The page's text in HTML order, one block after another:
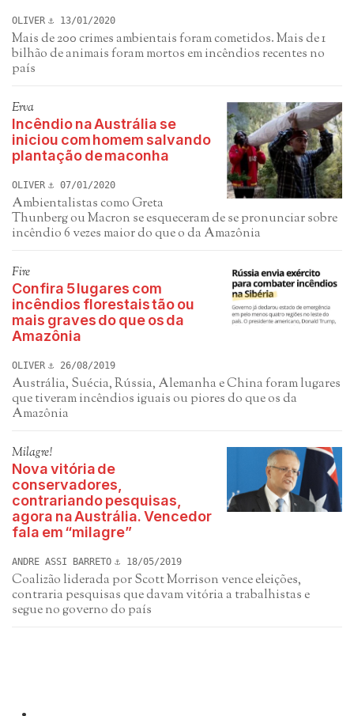
OLIVER 13/01/2020
Mais de 200 crimes ambientais foram cometidos. Mais de 1
bilhão de animais foram mortos em incêndios recentes no
país
Erva
Incêndio na Austrália se
iniciou com homem salvando
plantação de maconha
OLIVER 07/01/2020
Ambientalistas como Greta
Thunberg ou Macron se esqueceram de se pronunciar sobre
incêndio 6 vezes maior do que o da Amazônia
Fire
Confira 5 lugares com
incêndios florestais tão ou
mais graves do que os da
Amazônia
OLIVER 26/08/2019
Austrália, Suécia, Rússia, Alemanha e China foram lugares
que tiveram incêndios iguais ou piores do que os da
Amazônia
Milagre!
Nova vitória de
conservadores,
contrariando pesquisas,
agora na Austrália. Vencedor
fala em “milagre”
ANDRE ASSI BARRETO 18/05/2019
Coalizão liderada por Scott Morrison vence eleições,
contraria pesquisas que davam vitória a trabalhistas e
segue no governo do país